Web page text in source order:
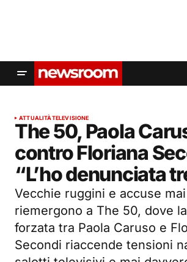
ATTUALITÀTELEVISIONE
The 50, Paola
contro Floriana
“L’ho denunciata
Vecchie ruggini e accuse
riemergono a The 50, dove
forzata tra Paola Caruso e
Secondi riaccende tensioni